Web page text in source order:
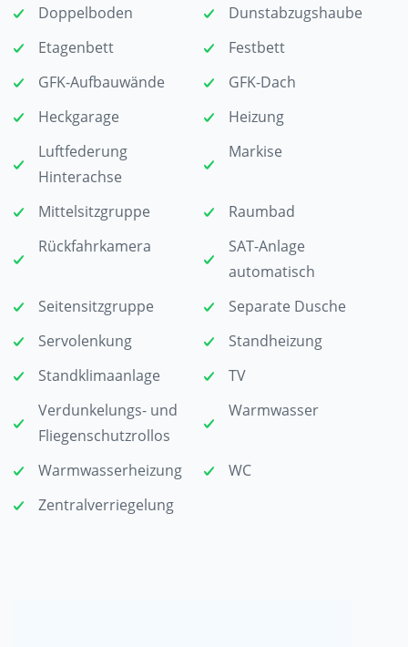
Doppelboden
Dunstabzugshaube
Etagenbett
Festbett
GFK-Aufbauwände
GFK-Dach
Heckgarage
Heizung
Luftfederung
Hinterachse
Markise
Mittelsitzgruppe
Raumbad
Rückfahrkamera
SAT-Anlage
automatisch
Seitensitzgruppe
Separate Dusche
Servolenkung
Standheizung
Standklimaanlage
TV
Verdunkelungs- und
Fliegenschutzrollos
Warmwasser
Warmwasserheizung
WC
Zentralverriegelung